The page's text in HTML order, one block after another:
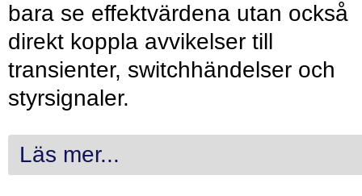
bara se effektvärdena utan också
direkt koppla avvikelser till
transienter, switchhändelser och
styrsignaler.
Läs mer...